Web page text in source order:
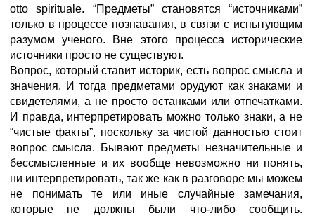
otto spirituale. “Предметы” становятся “источниками”
только в процессе познавания, в связи с испытующим
разумом ученого. Вне этого процесса исторические
источники просто не существуют.
Вопрос, который ставит историк, есть вопрос смысла и
значения. И тогда предметами орудуют как знаками и
свидетелями, а не просто останками или отпечатками.
И правда, интерпретировать можно только знаки, а не
“чистые факты”, поскольку за чистой данностью стоит
вопрос смысла. Бывают предметы незначительные и
бессмысленные и их вообще невозможно ни понять,
ни интерпретировать, так же как в разговоре мы можем
не понимать те или иные случайные замечания,
которые не должны были что-либо сообщить.